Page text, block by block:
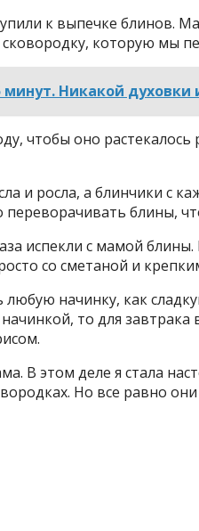
к выпечке блинов.
сковородку, которую мы
минут. Никакой духовки
чтобы оно
и росла, а блинчики с
блины,
испекли с мамой
со сметаной и
начинку, как
то для
В этом деле я стала
Но все равно